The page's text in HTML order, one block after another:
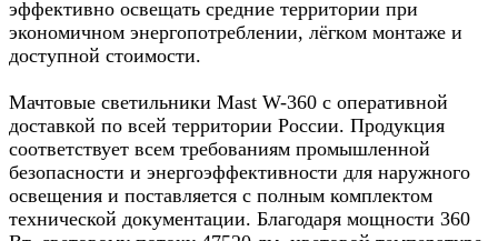
эффективно освещать средние территории при
экономичном энергопотреблении, лёгком монтаже и
доступной стоимости.
Мачтовые светильники Mast W-360 с оперативной
доставкой по всей территории России. Продукция
соответствует всем требованиям промышленной
безопасности и энергоэффективности для наружного
освещения и поставляется с полным комплектом
технической документации. Благодаря мощности 360